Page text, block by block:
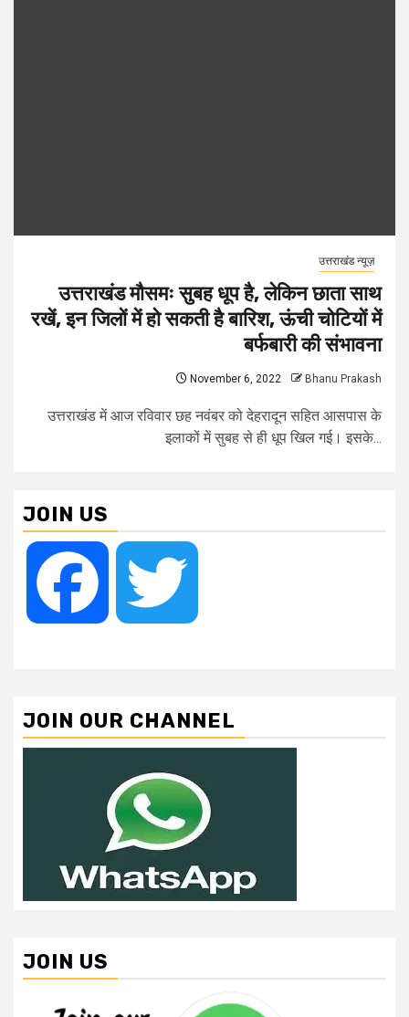
उत्तराखंड न्यूज़
उत्तराखंड मौसमः सुबह धूप है, लेकिन छाता साथ
रखें, इन जिलों में हो सकती है बारिश, ऊंची चोटियों में
बर्फबारी की संभावना
November 6, 2022 Bhanu Prakash
उत्तराखंड में आज रविवार छह नवंबर को देहरादून सहित आसपास के
इलाकों में सुबह से ही धूप खिल गई। इसके...
JOIN US
Facebook
JOIN OUR CHANNEL
JOIN US